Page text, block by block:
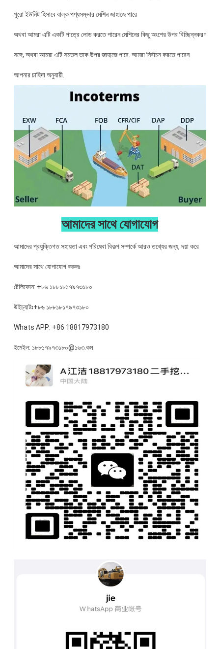
পুরো ইউনিট হিসাবে বাল্ক পণ্যসম্ভার মেশিন জাহাজে পারে
অথবা আমরা এটি একটি পাত্রে লোড করতে পারেন মেশিনের কিছু অংশের উপর বিচ্ছিন্নকরণ
সঙ্গে, অথবা আমরা এটি সমতল তাক উপর জাহাজে পারে. আমরা নির্বাচন করতে পারেন
আপনার চাহিদা অনুযায়ী.
আমাদের সাথে যোগাযোগ
আমাদের প্রযুক্তিগত সহায়তা এবং পরিষেবা বিকল্প সম্পর্কে আরও তথ্যের জন্য, দয়া করে
আমাদের সাথে যোগাযোগ করুনঃ
টেলিফোন: +৮৬ ১৮৮১৮১৭৯৭৩১৮০
উইচ্যাটঃ+৮৬ ১৮৮১৮১৭৯৭৩১৮০
Whats APP: +86 18817973180
ইমেইল: ১৮৮১৭৯৭৩১৮০@১৬৩.কম